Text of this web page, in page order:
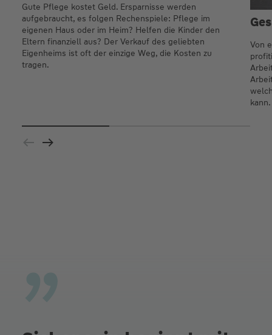
Gute Pflege kostet Geld. Ersparnisse werden
aufgebraucht, es folgen Rechenspiele: Pflege im
eigenen Haus oder im Heim? Helfen die Kinder den
Eltern finanziell aus? Der Verkauf des geliebten
Eigenheims ist oft der einzige Weg, die Kosten zu
tragen.
Von
kann.